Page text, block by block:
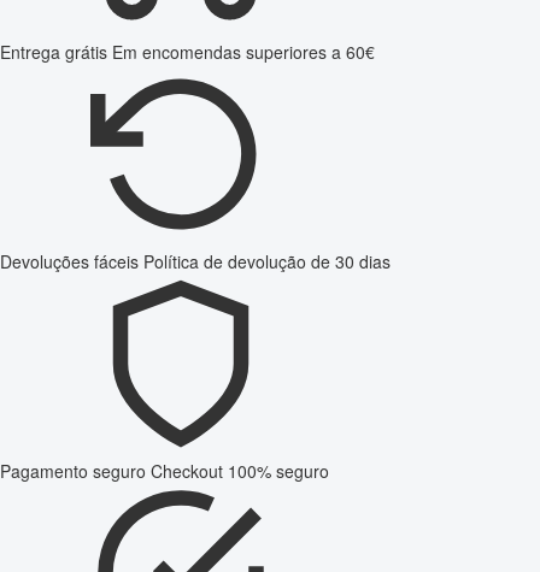
Entrega grátis Em encomendas superiores a 60€
Devoluções fáceis Política de devolução de 30 dias
Pagamento seguro Checkout 100% seguro